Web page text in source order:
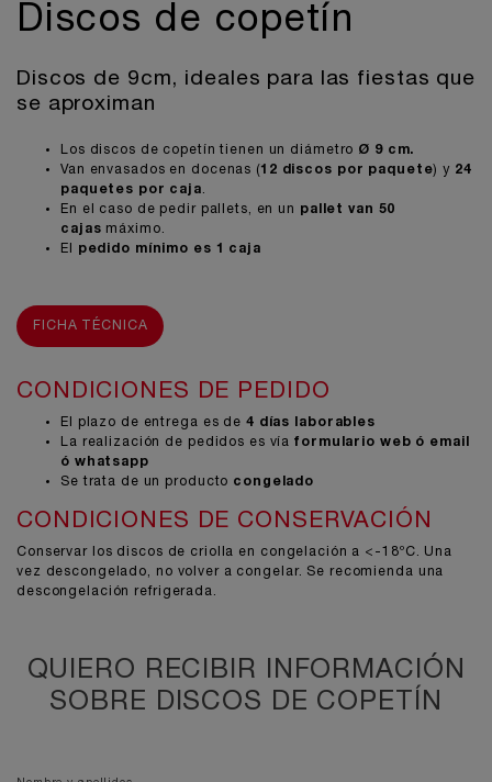
Discos de copetín
Discos de 9cm, ideales para las fiestas que
se aproximan
Los discos de copetín tienen un diámetro Ø 9 cm.
Van envasados en docenas (12 discos por paquete) y 24
paquetes por caja
En el caso de pedir pallets, en un
pallet van 50
cajas máximo.
El
pedido mínimo es 1 caja
FICHA TÉCNICA
CONDICIONES DE PEDIDO
El plazo de entrega es de 4 días laborables
La realización de pedidos es vía formulario web ó email
ó whatsapp
Se trata de un producto congelado
CONDICIONES DE CONSERVACIÓN
Conservar los discos de criolla en congelación a <-18ºC. Una
vez descongelado, no volver a congelar. Se recomienda una
descongelación refrigerada.
QUIERO RECIBIR INFORMACIÓN
SOBRE
DISCOS DE COPETÍN